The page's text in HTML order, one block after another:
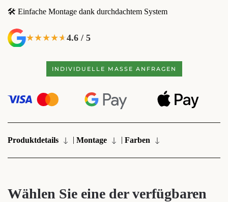
🛠️ Einfache Montage dank durchdachtem System
★★★★★
★★★★★4.6 / 5
INDIVIDUELLE MASSE ANFRAGEN
Produktdetails | Montage | Farben
Wählen Sie eine der verfügbaren